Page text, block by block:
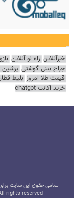
خبرآنلاین راه نو آنلاین
جراح بینی گوشتی
قیمت طلا امروز بلیط قطار
خرید اکانت chatgpt
تمامی حقوق این سایت
rights reserved